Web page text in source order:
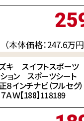
（本体価格：247.6万円
キ スイフトスポー
ョン スポーツシート
インチナビ（フルセ
ＡＷ【188】118189